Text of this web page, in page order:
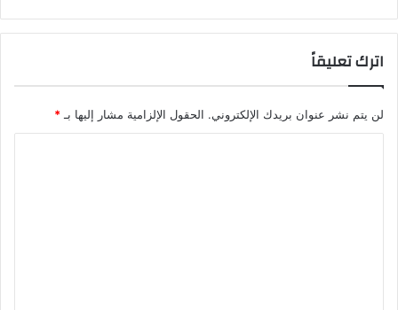
اترك تعليقاً
لن يتم نشر عنوان بريدك الإلكتروني. الحقول الإلزامية مشار إليها بـ*